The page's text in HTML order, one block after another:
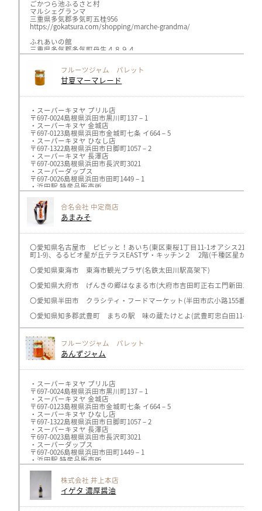
愛知県知立市上重原6丁目12番地
TEL:0566-91-8280
とうふや豆蔵 刈谷銀座店
〒448-0845
愛知県刈谷市銀座4丁目40
TEL:0566-91-8547
とうふや豆蔵 安城店
〒446-0039
TEL:0566-91-31237
とうふや豆蔵 岡崎エルエルタウン店
〒444-0201
とうふや豆蔵 幸田店
〒444-0116
愛知県額田郡幸田町芦谷字幸田36
TEL:0564-83-8039
とうふや豆蔵 清水屋春日井店
〒486-8577
愛知県春日井市瑞穂通5-33 1F
TEL:0568-37-0766
とうふや豆蔵 プライムツリー赤池店
〒470-0126
愛知県日進市赤池町箕ノ手1番
TEL:052-746-1968
とうふや豆蔵 半田山代店
〒475-0974
愛知県半田市山代町2丁目103-10
TEL:0569-84-1885
愛知県岡崎市柱曙1-10-11
TEL:0567-52-7000
https://healthymate.jp/
株式会社ヘルシーメイト 名古屋焼山店
〒468-0002
愛知県名古屋市天白区焼山1-313
TEL:052-800-3533
https://healthymate.jp/
とうふや豆蔵 ららぽーと湘南平塚店
〒254-8510
神奈川県平塚市天沼10-1 ららぽーと湘南平塚1F
TEL:0463-86-6288
とうふや豆蔵 モレラ岐阜店
〒501-0497
岐阜県本巣市三橋1100 モレラ岐阜1F
TEL:058-201-7231
とうふや豆蔵 各務原蘇原店
岐阜県各務原市蘇原新栄町2丁目100
TEL:058-372-8123
とうふや豆蔵 アクアウォーク大垣店
〒503-8571
岐阜県大垣市林町6目80-21 アクアウォーク大垣1F
TEL:0584-84-3688
とうふや豆蔵 菰野テラス
〒510-1312
三重県三重郡菰野町竹成289-1
TEL:059-396-2277
おとうふ湯葉いしかわ
イオンモール常滑店
〒479-0882
愛知県常滑市りんくう町2丁目20-3
TEL:0569-89-0518
おとうふ湯葉いしかわ
イオンタウン千種店
ロカボーノ伏見店https://locabuono.jp/（名古屋市）
GIFTSSHOP https://giftsshop.jp/（岐阜県）
三川屋 https://www.sangawa-ya.co.jp/（高山市）
飛騨物産館 https://www.takayama-gh.com/（高山市）
川島SA岐阜おみやげ https://omiyadata.jp/restarea/kawashima/
旬楽善 各店 https://shun-rakuzen.com/
≪北陸≫
ナチュレ片山 https://nature-katayama.jp/ （新潟）
ごかつら池ふるさと村
マルシェグランマ
三重県多気郡多気町五桂956
https://gokatsura.com/shopping/marche-grandma/
ふれあいの館
三重県多気郡多気町丹生４８９４
https://www.instagram.com/fureai_no_yakata/
奥伊勢木つつ木館（道の駅）
三重県度会郡大紀町滝原870-37
https://www.cbr.mlit.go.jp/michinoeki/mie/mie06.html
三重県北牟婁郡紀北町東長島2410-73
https://42manbou.com/
紀北町パーキングエリア始神テラス
三重県北牟婁郡紀北町三浦600番地
http://hajikami-terrace.com/
おわせお魚いちばおとと
三重県北牟婁郡紀北町三浦600番地
http://e-ototo.jp/
フルーツジャム パレット
甘夏マーマレード
・スーパーキヌヤ プリル店
〒697-0024島根県浜田市黒川町137－1
・スーパーキヌヤ 金城店
〒697-0123島根県浜田市金城町七条 イ664－5
・スーパーキヌヤ ひなし店
〒697-1322島根県浜田市日脚町1057－2
・スーパーキヌヤ 長澤店
〒697-0023島根県浜田市長沢町3021
・スーパーダップス
〒697-0026島根県浜田市田町1449－1
・浜田駅 特産品販売所
〒697-0022島根県浜田市浅井町
・道の駅 ゆうひパーク浜田
〒697-0301島根県浜田市金城町追原32-1
・美又温泉国民保養センター
〒697-0017島根県浜田市原井町1203－1
・アロマテラピー fracoco
・MINA&SONS Patisserie
〒697-0023島根県浜田市長沢町747－5
〒697-1337島根県浜田市西村町1069－1
〒697-0037島根県浜田市新町54－1
〒697-0024島根県浜田市黒川町4103
〒697-0017島根県浜田市原井町3050-46
〒697-0022島根県浜田市浅井町93-13
・スーパーキヌヤ 二宮店
〒695-0024島根県江津市二宮町神主 ハ89-1
・パン工房ドルチェ・ビータ
〒694-0042島根県大田市長久町 稲用192-6
・ふるさと納税 浜田市特設サイト ふるさとチョイス Rakutenふる
合名会社 中定商店
あまみそ
〇愛知県名古屋市 ピピッと！あいち(東区東桜1丁目11-1オアシス21内)
町1-9)、るるビオ星が丘テラスEASTザ・キッチン２ 2階(千種区星が丘元
〇愛知県東海市 東海市観光プラザ(名鉄太田川駅高架下)
〇愛知県大府市 げんきの郷はなまる市(大府市吉田町正右エ門新田1-1)
〇愛知県半田市 クラシティ・フードマーケット(半田市広小路155番地の
〇愛知県知多郡武豊町 まちの駅 味の蔵たけとよ(武豊町忠白田11-1)、
フルーツジャム パレット
あんずジャム
・スーパーキヌヤ プリル店
〒697-0024島根県浜田市黒川町137－1
・スーパーキヌヤ 金城店
〒697-0123島根県浜田市金城町七条 イ664－5
・スーパーキヌヤ ひなし店
〒697-1322島根県浜田市日脚町1057－2
・スーパーキヌヤ 長澤店
〒697-0023島根県浜田市長沢町3021
・スーパーダップス
〒697-0026島根県浜田市田町1449－1
・浜田駅 特産品販売所
〒697-0022島根県浜田市浅井町
・道の駅 ゆうひパーク浜田
〒697-0301島根県浜田市金城町追原32-1
・美又温泉国民保養センター
〒697-0017島根県浜田市原井町1203－1
・アロマテラピー fracoco
株式会社 井上本店
イゲタ 濃厚醤油